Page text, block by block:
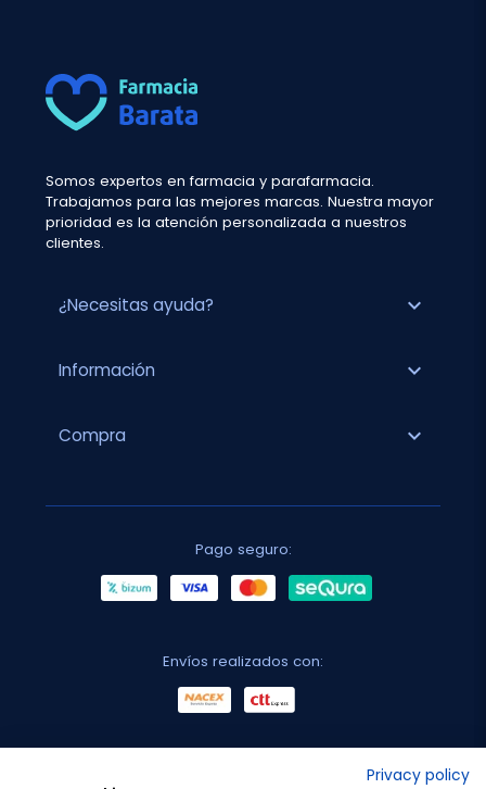
Somos expertos en farmacia y parafarmacia.
Trabajamos para las mejores marcas. Nuestra mayor
prioridad es la atención personalizada a nuestros
clientes.
¿Necesitas ayuda? expand_more
Información expand_more
Compra expand_more
Pago seguro:
Envíos realizados con:
Privacy policy